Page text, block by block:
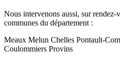
Nous intervenons aussi, sur rendez-
communes du département :
Meaux Melun Chelles Pontault-
Coulommiers Provins